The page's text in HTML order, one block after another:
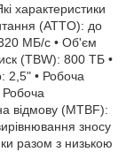
характеристики
(ATTO): до
МБ/с • Об'єм
(TBW): 800 ТБ •
2,5" • Робоча
Робоча
відмову (MTBF):
зносу
разом з низькою